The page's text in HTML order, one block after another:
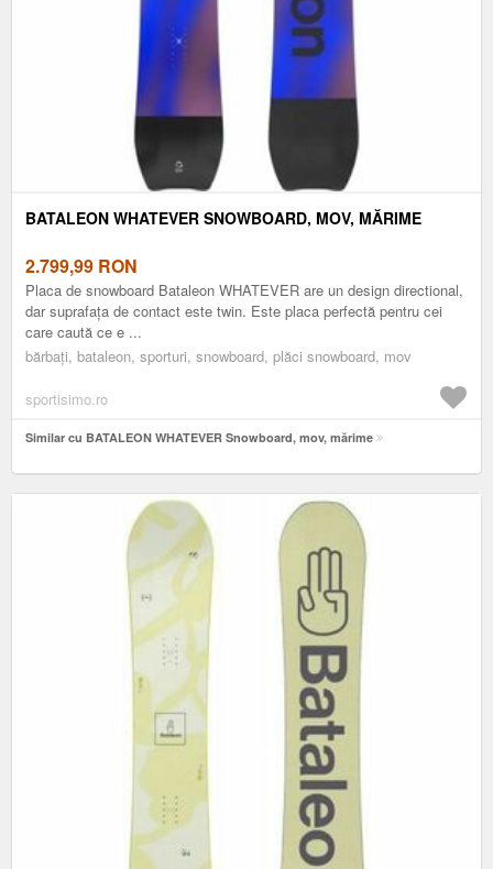
BATALEON WHATEVER SNOWBOARD, MOV, MĂRIME
2.799,99 RON
Placa de snowboard Bataleon WHATEVER are un design directional,
dar suprafața de contact este twin. Este placa perfectă pentru cei
care caută ce e ...
bărbați, bataleon, sporturi, snowboard, plăci snowboard, mov
sportisimo.ro
Similar cu BATALEON WHATEVER Snowboard, mov, mărime